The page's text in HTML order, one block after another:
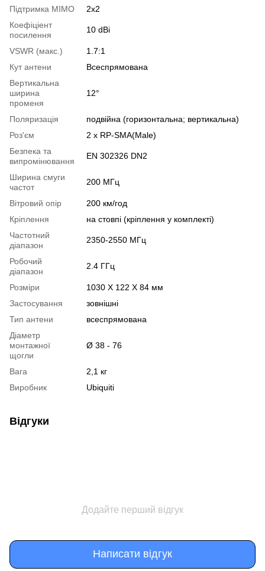
Підтримка MIMO
2x2
Коефіціент
посилення
10 dBi
VSWR (макс.)
1.7:1
Кут антени
Всеспрямована
Вертикальна
ширина
променя
12°
Поляризація
подвійна (горизонтальна; вертикальна)
Роз'єм
2 x RP-SMA(Male)
Безпека та
випромінювання
EN 302326 DN2
Ширина смуги
частот
200 МГц
Вітровий опір
200 км/год
Кріплення
на стовпі (кріплення у комплекті)
Частотний
діапазон
2350-2550 МГц
Робочий
діапазон
2.4 ГГц
Розміри
1030 X 122 X 84 мм
Застосування
зовнішні
Тип антени
всеспрямована
Діаметр
монтажної
щогли
Ø 38 - 76
Вага
2,1 кг
Виробник
Ubiquiti
Відгуки
Додайте перший відгук
Написати відгук